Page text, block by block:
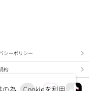
シーポリシー
約
為、Cookieを利用